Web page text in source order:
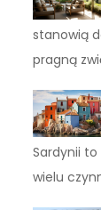
stanowią
pragną
Sardynii
wielu